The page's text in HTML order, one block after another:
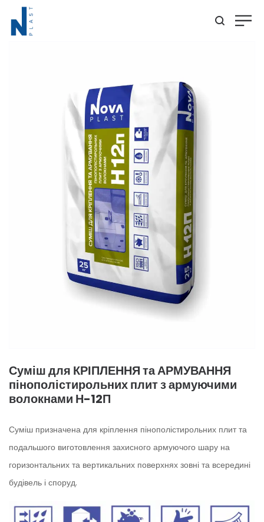
Суміш для КРІПЛЕННЯ та АРМУВАННЯ
пінополістирольних плит з армуючими
волокнами Н-12П
Суміш призначена для кріплення пінополістирольних плит та
подальшого виготовлення захисного армуючого шару на
горизонтальних та вертикальних поверхнях зовні та всередині
будівель і споруд.